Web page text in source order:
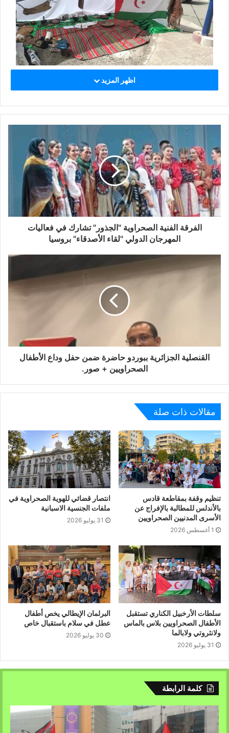
اظهر المزيد
الفرقة الفنية الصحراوية "الجذور" تشارك في فعاليات
المهرجان الدولي "لقاء الأصدقاء" بروسيا
القنصلية الجزائرية ببوردو حاضرة ضمن حفل وداع الأطفال
الصحراويين + صور.
مقالات ذات صلة
تنظيم وقفة بمقاطعة قادس
بالأندلس للمطالبة بالإفراج عن
الأسرى المدنيين الصحراويين
1 أغسطس 2026
انتصار قضائي للهوية الصحراوية في
ملفات الجنسية الاسبانية
31 يوليو 2026
سلطات الأرخبيل الكناري تستقبل
الأطفال الصحراويين بلاس بالماس
ولانثروتي ولابالما
31 يوليو 2026
البرلمان الإيطالي يخص أطفال
عطل في سلام باستقبال خاص
30 يوليو 2026
كلمة الرابطة